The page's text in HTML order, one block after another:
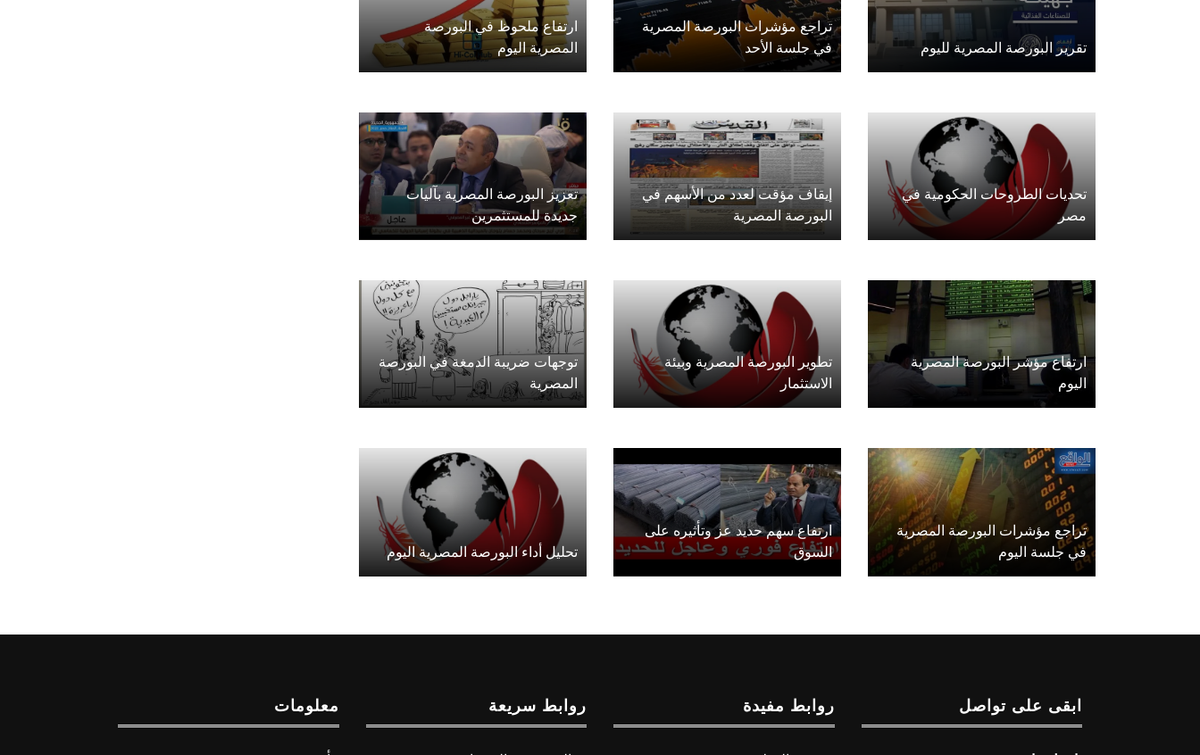
تقرير البورصة المصرية لليوم
تراجع مؤشرات البورصة المصرية
في جلسة الأحد
ارتفاع ملحوظ في البورصة
المصرية اليوم
تحديات الطروحات الحكومية في
مصر
إيقاف مؤقت لعدد من الأسهم في
البورصة المصرية
تعزيز البورصة المصرية بآليات
جديدة للمستثمرين
ارتفاع مؤشر البورصة المصرية
اليوم
تطوير البورصة المصرية وبيئة
الاستثمار
توجهات ضريبة الدمغة في البورصة
المصرية
تراجع مؤشرات البورصة المصرية
في جلسة اليوم
ارتفاع سهم حديد عز وتأثيره على
السوق
تحليل أداء البورصة المصرية اليوم
ابقى على تواصل روابط مفيدة روابط سريعة معلومات